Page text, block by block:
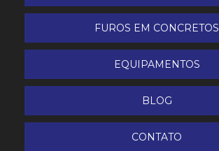
FUROS EM CONCRETOS
EQUIPAMENTOS
BLOG
CONTATO